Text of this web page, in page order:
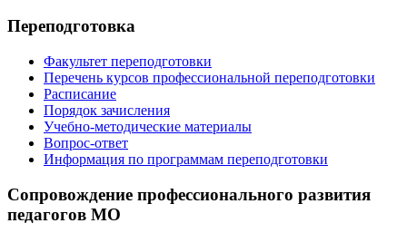
Переподготовка
Факультет переподготовки
Перечень курсов профессиональной переподготовки
Расписание
Порядок зачисления
Учебно-методические материалы
Вопрос-ответ
Информация по программам переподготовки
Сопровождение профессионального развития
педагогов МО